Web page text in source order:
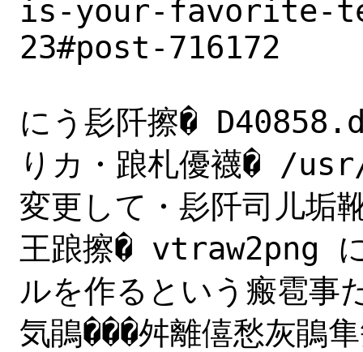
is-your-favorite-
23#post-716172
にう髟阡擦�
りカ・踉札優襪� /
変更して・髟阡司儿
王踉擦� vtraw2png
ルを作るという瘢雹事
気鵑���舛離僖愁灰鵑